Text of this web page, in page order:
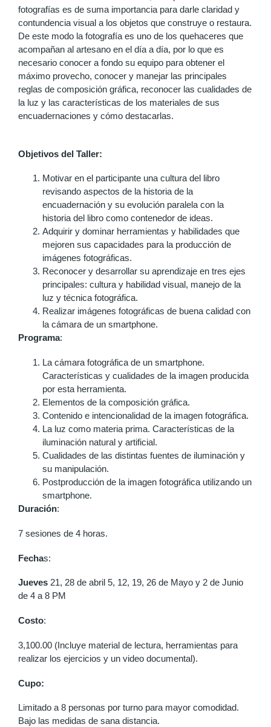
fotografías es de suma importancia para darle claridad y
contundencia visual a los objetos que construye o restaura.
De este modo la fotografía es uno de los quehaceres que
acompañan al artesano en el día a día, por lo que es
necesario conocer a fondo su equipo para obtener el
máximo provecho, conocer y manejar las principales
reglas de composición gráfica, reconocer las cualidades de
la luz y las características de los materiales de sus
encuadernaciones y cómo destacarlas.
Objetivos del Taller:
Motivar en el participante una cultura del libro
revisando aspectos de la historia de la
encuadernación y su evolución paralela con la
historia del libro como contenedor de ideas.
Adquirir y dominar herramientas y habilidades que
mejoren sus capacidades para la producción de
imágenes fotográficas.
Reconocer y desarrollar su aprendizaje en tres ejes
principales: cultura y habilidad visual, manejo de la
luz y técnica fotográfica.
Realizar imágenes fotográficas de buena calidad con
la cámara de un smartphone.
Programa:
La cámara fotográfica de un smartphone.
Características y cualidades de la imagen producida
por esta herramienta.
Elementos de la composición gráfica.
Contenido e intencionalidad de la imagen fotográfica.
La luz como materia prima. Características de la
iluminación natural y artificial.
Cualidades de las distintas fuentes de iluminación y
su manipulación.
Postproducción de la imagen fotográfica utilizando un
smartphone.
Duración:
7 sesiones de 4 horas.
Fechas:
Jueves 21, 28 de abril 5, 12, 19, 26 de Mayo y 2 de Junio
de 4 a 8 PM
Costo:
3,100.00 (Incluye material de lectura, herramientas para
realizar los ejercicios y un video documental).
Cupo:
Limitado a 8 personas por turno para mayor comodidad.
Bajo las medidas de sana distancia.